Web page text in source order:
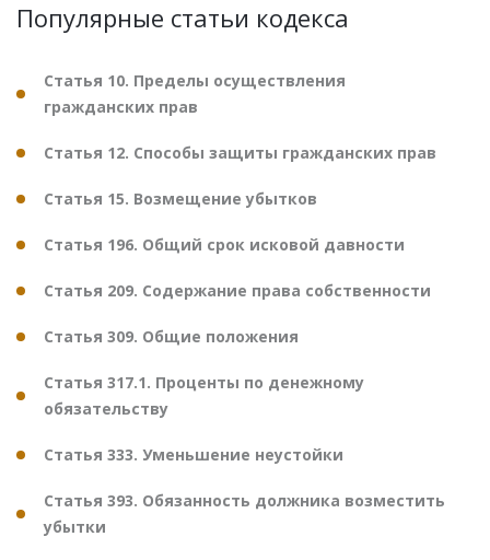
Популярные статьи кодекса
Статья 10. Пределы осуществления
гражданских прав
Статья 12. Способы защиты гражданских прав
Статья 15. Возмещение убытков
Статья 196. Общий срок исковой давности
Статья 209. Содержание права собственности
Статья 309. Общие положения
Статья 317.1. Проценты по денежному
обязательству
Статья 333. Уменьшение неустойки
Статья 393. Обязанность должника возместить
убытки